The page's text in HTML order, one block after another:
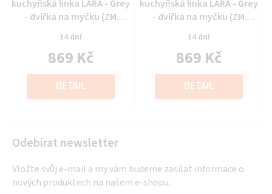
Průměrné
hodnocení
produktu
je
0,0
5
hvězdiček.
kuchyňská linka LARA - Grey
- dvířka na myčku (ZM
570x596)
14 dní
869 Kč
Měrná
cena:
DETAIL
Průměrné
hodnocení
produktu
je
0,0
5
hvězdiček.
kuchyňská linka LARA - Grey
- dvířka na myčku (ZM
570x596)
14 dní
869 Kč
Měrná
cena:
DETAIL
Odebírat newsletter
Vložte svůj e-mail a my vám budeme zasílat informace o
nových produktech na našem e-shopu.